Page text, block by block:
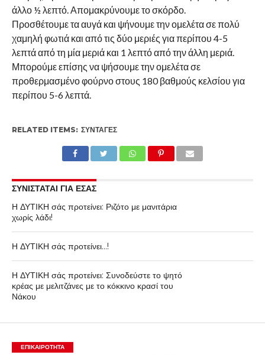
άλλο ½ λεπτό. Απομακρύνουμε το σκόρδο.
Προσθέτουμε τα αυγά και ψήνουμε την ομελέτα σε πολύ
χαμηλή φωτιά και από τις δύο μεριές για περίπου 4-5
λεπτά από τη μία μεριά και 1 λεπτό από την άλλη μεριά.
Μπορούμε επίσης να ψήσουμε την ομελέτα σε
προθερμασμένο φούρνο στους 180 βαθμούς κελσίου για
περίπου 5-6 λεπτά.
RELATED ITEMS: ΣΥΝΤΑΓΈΣ
ΣΥΝΙΣΤΑΤΑΙ ΓΙΑ ΕΣΑΣ
Η ΔΥΤΙΚΗ σάς προτείνει: Ριζότο με μανιτάρια
χωρίς λάδι!
Η ΔΥΤΙΚΗ σάς προτείνει…!
Η ΔΥΤΙΚΗ σάς προτείνει: Συνοδεύστε το ψητό
κρέας με μελιτζάνες με το κόκκινο κρασί του
Νάκου
ΕΠΙΚΑΙΡΟΤΗΤΑ